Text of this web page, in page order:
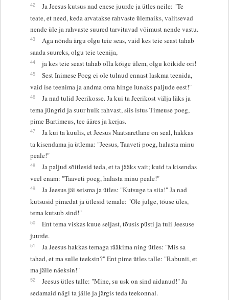
42
Ja Jeesus kutsus nad enese juurde ja ütles neile: "Te
teate, et need, keda arvatakse rahvaste ülemaiks, valitsevad
nende üle ja rahvaste suured tarvitavad võimust nende vastu.
43
Aga nõnda ärgu olgu teie seas, vaid kes teie seast tahab
saada suureks, olgu teie teenija,
44 ja kes teie seast tahab olla kõige ülem, olgu kõikide ori!
45
Sest Inimese Poeg ei ole tulnud ennast laskma teenida,
vaid ise teenima ja andma oma hinge lunaks paljude eest!"
46
Ja nad tulid Jeerikosse. Ja kui ta Jeerikost välja läks ja
tema jüngrid ja suur hulk rahvast, siis istus Timeuse poeg,
pime Bartimeus, tee ääres ja kerjas.
47
Ja kui ta kuulis, et Jeesus Naatsaretlane on seal, hakkas
ta kisendama ja ütlema: "Jeesus, Taaveti poeg, halasta minu
peale!"
48
Ja paljud sõitlesid teda, et ta jääks vait; kuid ta kisendas
veel enam: "Taaveti poeg, halasta minu peale!"
49
Ja Jeesus jäi seisma ja ütles: "Kutsuge ta siia!" Ja nad
kutsusid pimedat ja ütlesid temale: "Ole julge, tõuse üles,
tema kutsub sind!"
50
Ent tema viskas kuue seljast, tõusis püsti ja tuli Jeesuse
juurde.
51
Ja Jeesus hakkas temaga rääkima ning ütles: "Mis sa
tahad, et ma sulle teeksin?" Ent pime ütles talle: "Rabunii, et
ma jälle näeksin!"
52
Jeesus ütles talle: "Mine, su usk on sind aidanud!" Ja
sedamaid nägi ta jälle ja järgis teda teekonnal.